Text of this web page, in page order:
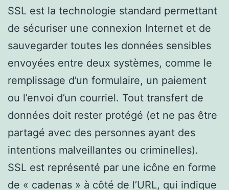
SSL est la technologie standard permettant
de sécuriser une connexion Internet et de
sauvegarder toutes les données sensibles
envoyées entre deux systèmes, comme le
remplissage d’un formulaire, un paiement
ou l’envoi d’un courriel. Tout transfert de
données doit rester protégé (et ne pas être
partagé avec des personnes ayant des
intentions malveillantes ou criminelles).
SSL est représenté par une icône en forme
de « cadenas » à côté de l’URL, qui indique